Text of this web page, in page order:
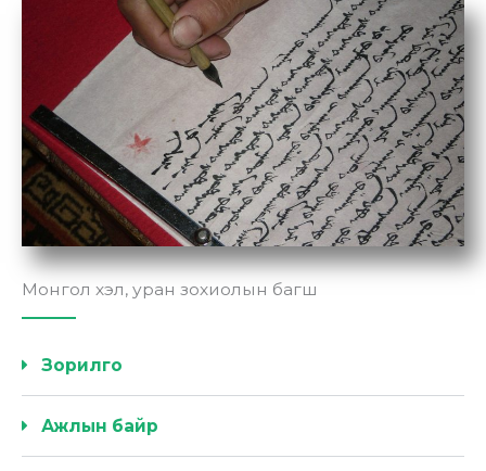
Монгол хэл, уран зохиолын багш
Зорилго
Ажлын байр